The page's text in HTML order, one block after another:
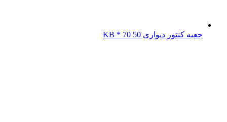
جعبه کنتور دیواری KB * 70 50